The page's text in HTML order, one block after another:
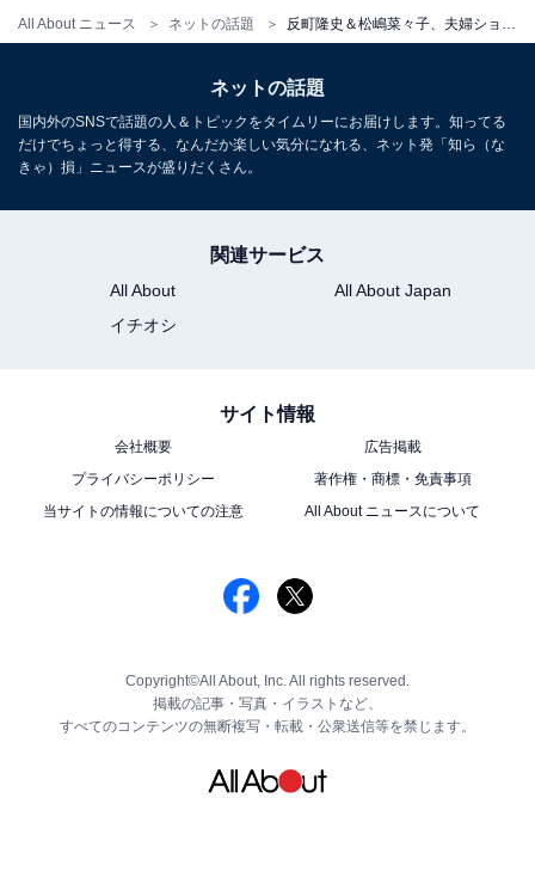
All About ニュース ネットの話題
ネットの話題
国内外のSNSで話題の人＆トピックをタイムリーにお届けします。知ってる
だけでちょっと得する、なんだか楽しい気分になれる、ネット発「知ら（な
きゃ）損」ニュースが盛りだくさん。
関連サービス
All About
All About Japan
イチオシ
サイト情報
会社概要
広告掲載
プライバシーポリシー
著作権・商標・免責事項
当サイトの情報についての注意
All About ニュースについて
Copyright©All About, Inc. All rights reserved.
掲載の記事・写真・イラストなど、
すべてのコンテンツの無断複写・転載・公衆送信等を禁じます。